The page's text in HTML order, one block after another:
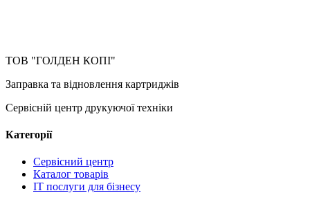
ТОВ "ГОЛДЕН КОПІ"
Заправка та відновлення картриджів
Сервісній центр друкуючої техніки
Категорії
Сервісний центр
Каталог товарів
IT послуги для бізнесу